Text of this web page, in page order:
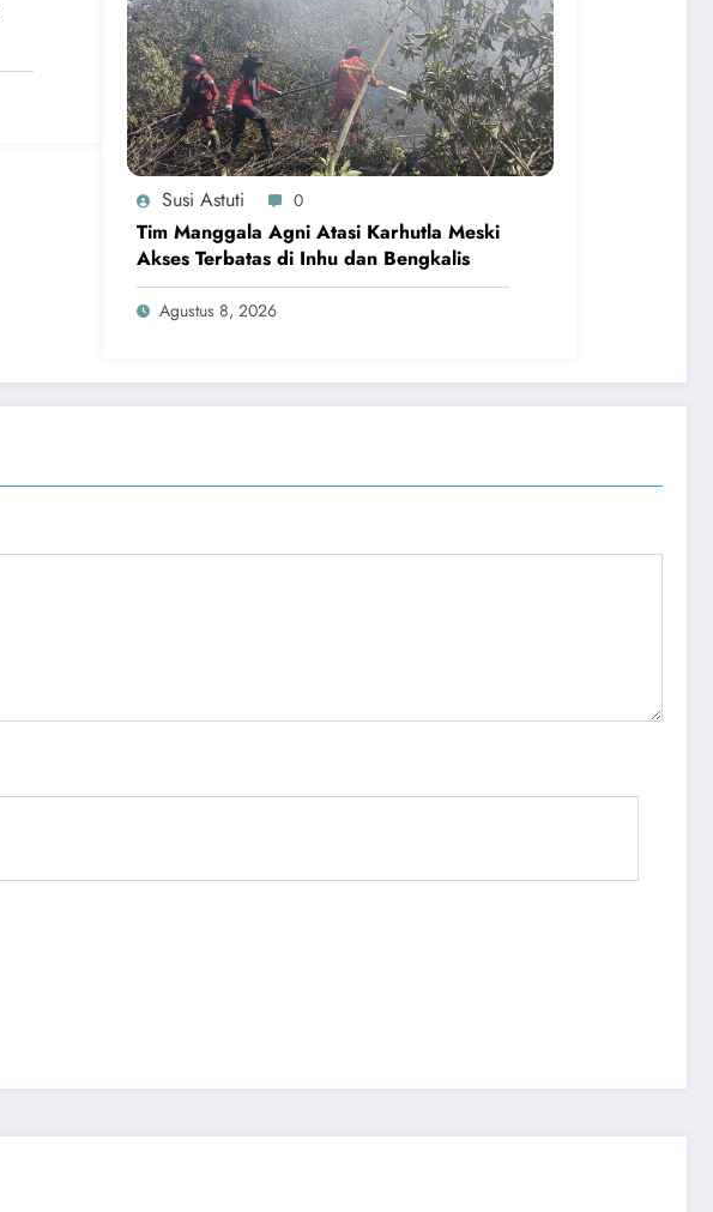
Susi Astuti 0
Tim Manggala Agni Atasi Karhutla Meski
Akses Terbatas di Inhu dan Bengkalis
Agustus 8, 2026